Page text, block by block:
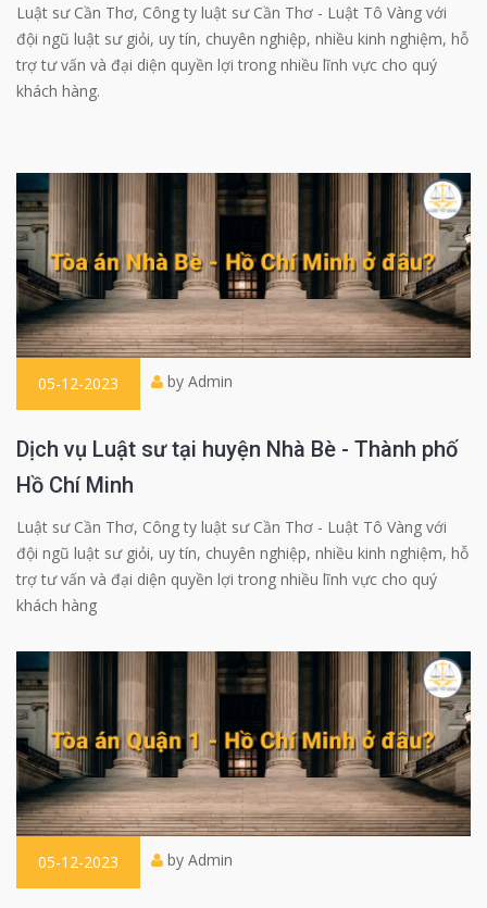
Luật sư Cần Thơ, Công ty luật sư Cần Thơ - Luật Tô Vàng với
đội ngũ luật sư giỏi, uy tín, chuyên nghiệp, nhiều kinh nghiệm, hỗ
trợ tư vấn và đại diện quyền lợi trong nhiều lĩnh vực cho quý
khách hàng.
05-12-2023 by Admin
Dịch vụ Luật sư tại huyện Nhà Bè - Thành phố
Hồ Chí Minh
Luật sư Cần Thơ, Công ty luật sư Cần Thơ - Luật Tô Vàng với
đội ngũ luật sư giỏi, uy tín, chuyên nghiệp, nhiều kinh nghiệm, hỗ
trợ tư vấn và đại diện quyền lợi trong nhiều lĩnh vực cho quý
khách hàng
05-12-2023 by Admin